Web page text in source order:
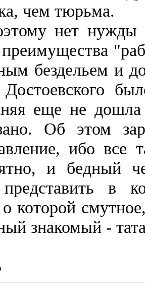
чем тюрьма.
нет нужды
преимущества
бездельем и
еще не
Об этом
ибо все
и бедный
в
которой
знакомый -